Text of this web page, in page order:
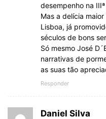
desempenho na
Mas a delícia
Lisboa, já
séculos de bons
Só mesmo José
narrativas de
as suas tão
Responder
Daniel Silva